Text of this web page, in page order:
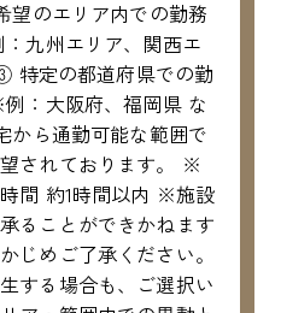
のエリア内での勤務
九州エリア、関西エ
特定の都道府県での勤
：大阪府、福岡県 な
から通勤可能な範囲で
されております。 ※
間 約1時間以内 ※施設
ることができかねます
じめご了承ください。
する場合も、ご選択い